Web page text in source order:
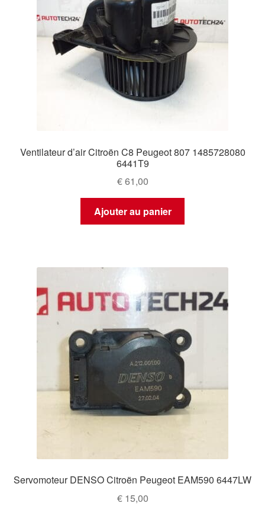
Ventilateur d’air Citroën C8 Peugeot 807 1485728080
6441T9
€61,00
Ajouter au panier
Servomoteur DENSO Citroën Peugeot EAM590 6447LW
€15,00